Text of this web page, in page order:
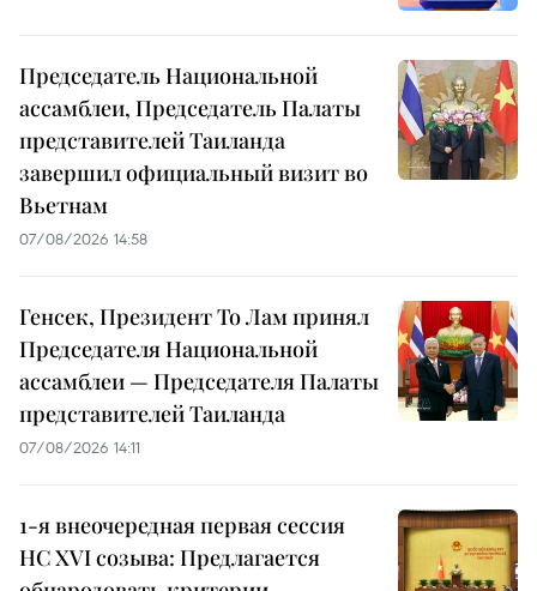
Председатель Национальной
ассамблеи, Председатель Палаты
представителей Таиланда
завершил официальный визит во
Вьетнам
07/08/2026 14:58
Генсек, Президент То Лам принял
Председателя Национальной
ассамблеи — Председателя Палаты
представителей Таиланда
07/08/2026 14:11
1-я внеочередная первая сессия
НС XVI созыва: Предлагается